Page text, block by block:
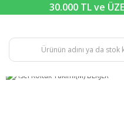
30.000 TL ve